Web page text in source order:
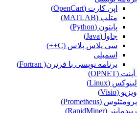
اپن کارت (OpenCart)
متلب (MATLAB)
پایتون (Python)
جاوا (Java)
سی پلاس پلاس (C++)
اسمبلی
برنامه نویسی با فرترن( Fortran)
آپنت (OPNET)
لینوکس (Linux)
ویزیو (Visio)
پرومتئوس (Prometheus)
رپیدماینر (RapidMiner)